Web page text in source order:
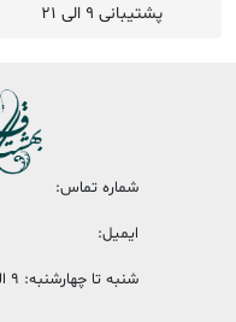
پشتیبانی 9 الی 21
شماره تماس:
ایمیل:
شنبه تا چهارشنبه: 9 الی 19 ، پنجشنبه 9:30 الی 13:30